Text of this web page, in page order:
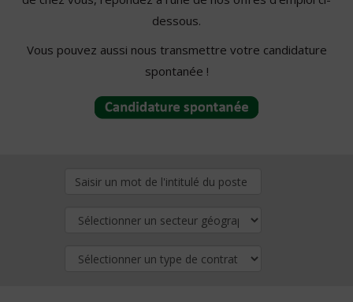
dessous.
Vous pouvez aussi nous transmettre votre candidature
spontanée !